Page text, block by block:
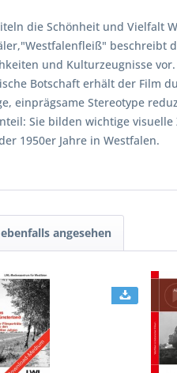
die Schönheit und Vielfalt
und Kulturzeugnisse
Botschaft erhält der
einprägsame Stereotype
Sie bilden wichtige
1950er Jahre in Westfalen.
angesehen